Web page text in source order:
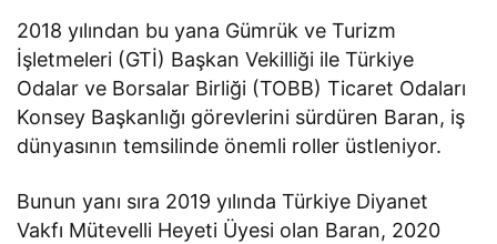
2018 yılından bu yana Gümrük ve Turizm
İşletmeleri (GTİ) Başkan Vekilliği ile Türkiye
Odalar ve Borsalar Birliği (TOBB) Ticaret Odaları
Konsey Başkanlığı görevlerini sürdüren Baran, iş
dünyasının temsilinde önemli roller üstleniyor.
Bunun yanı sıra 2019 yılında Türkiye Diyanet
Vakfı Mütevelli Heyeti Üyesi olan Baran, 2020